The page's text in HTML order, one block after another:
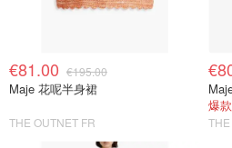
€81.00 €195.00
Maje 花呢半身裙
THE OUTNET FR
爆